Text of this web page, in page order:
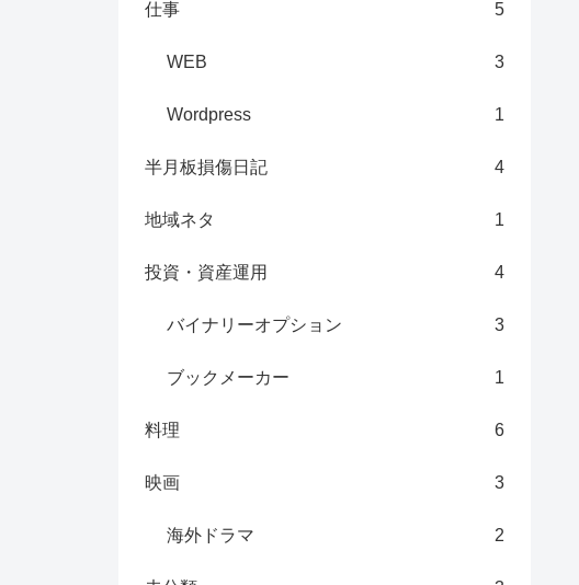
仕事 5
WEB 3
Wordpress 1
半月板損傷日記 4
地域ネタ 1
投資・資産運用 4
バイナリーオプション 3
ブックメーカー 1
料理 6
映画 3
海外ドラマ 2